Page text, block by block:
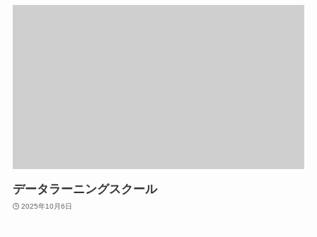
データラーニングスクール
2025年10月6日